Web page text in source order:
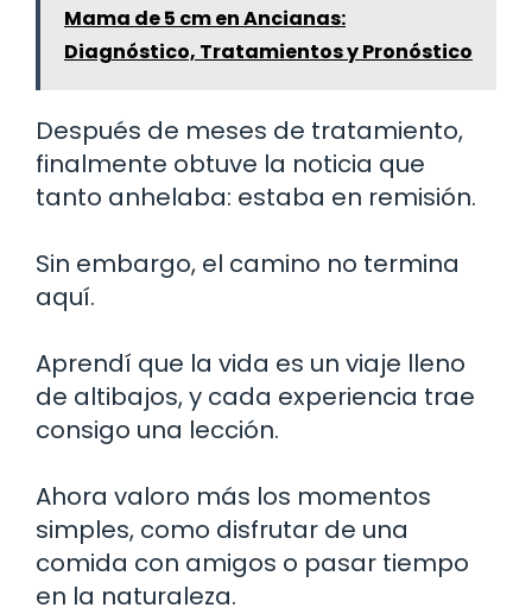
Mama de 5 cm en Ancianas:
Diagnóstico, Tratamientos y Pronóstico
Después de meses de tratamiento,
finalmente obtuve la noticia que
tanto anhelaba: estaba en remisión.
Sin embargo, el camino no termina
aquí.
Aprendí que la vida es un viaje lleno
de altibajos, y cada experiencia trae
consigo una lección.
Ahora valoro más los momentos
simples, como disfrutar de una
comida con amigos o pasar tiempo
en la naturaleza.